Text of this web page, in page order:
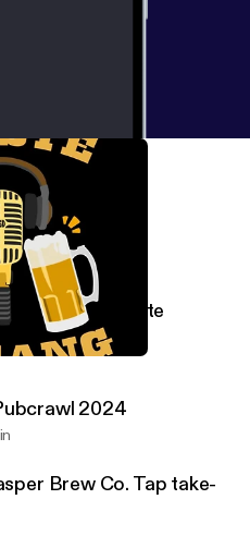
Bar / Sidste Omgang
Bar / Sidste
2024
Brew Co. Tap take-